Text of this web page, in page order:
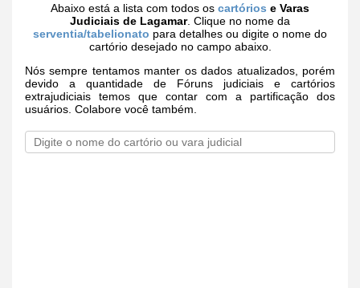
Abaixo está a lista com todos os cartórios e Varas
Judiciais de Lagamar. Clique no nome da
serventia/tabelionato para detalhes ou digite o nome do
cartório desejado no campo abaixo.
Nós sempre tentamos manter os dados atualizados, porém
devido a quantidade de Fóruns judiciais e cartórios
extrajudiciais temos que contar com a partificação dos
usuários. Colabore você também.